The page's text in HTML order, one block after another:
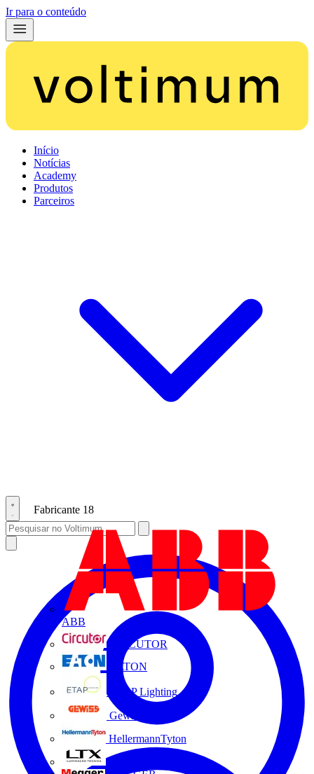
Ir para o conteúdo
Início
Notícias
Academy
Produtos
Parceiros
Fabricante 18
ABB
CIRCUTOR
EATON
ETAP Lighting
Gewiss
HellermannTyton